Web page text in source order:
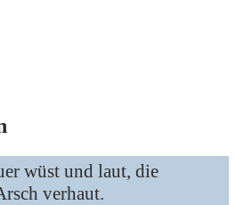
wüst und laut, die
verhaut.